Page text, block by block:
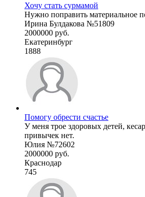
Хочу стать сурмамой
Нужно поправить материальное
Ирина Булдакова №51809
2000000 руб.
Екатеринбург
1888
Помогу обрести счастье
У меня трое здоровых детей,
привычек нет.
Юлия №72602
2000000 руб.
Краснодар
745